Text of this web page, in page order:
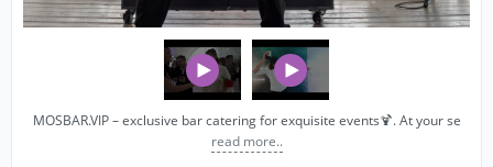
MOSBAR.VIP – exclusive bar catering for exquisite events🍹. At your se
read more..